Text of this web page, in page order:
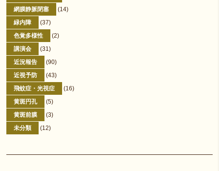
網膜静脈閉塞
(14)
緑内障
(37)
色覚多様性
(2)
講演会
(31)
近況報告
(90)
近視予防
(43)
飛蚊症・光視症
(16)
黄斑円孔
(5)
黄斑前膜
(3)
未分類
(12)